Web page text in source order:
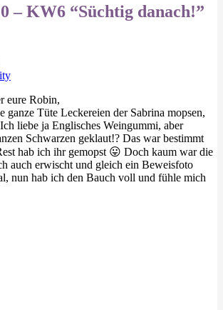
– KW6 “Süchtig danach!”
eure Robin,
ganze Tüte Leckereien der Sabrina mopsen,
liebe ja Englisches Weingummi, aber
Schwarzen geklaut!? Das war bestimmt
hab ich ihr gemopst 😛 Doch kaum war die
auch erwischt und gleich ein Beweisfoto
nun hab ich den Bauch voll und fühle mich